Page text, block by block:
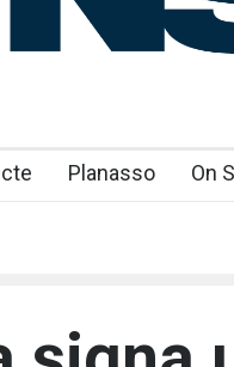
Planasso On